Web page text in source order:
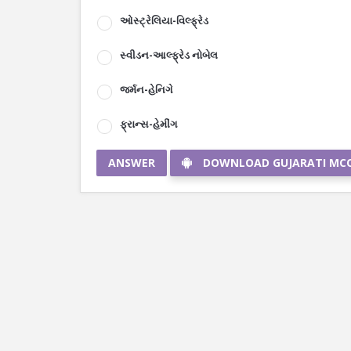
ઓસ્ટ્રેલિયા-વિલ્ફ્રેડ
સ્વીડન-આલ્ફ્રેડ નોબેલ
જર્મન-હેનિગે
ફ્રાન્સ-હેમીંગ
ANSWER DOWNLOAD GUJARATI